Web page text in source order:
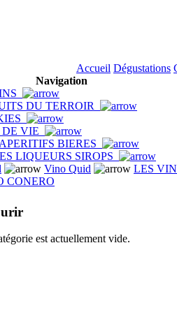
Accueil Dégustations
Navigation
DU TERROIR
VIE
BIERES
LIQUEURS SIROPS
Vino Quid
LES
CONERO
est actuellement vide.